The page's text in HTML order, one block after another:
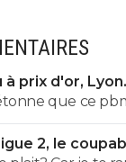
à prix d'or, Lyon
que ce
des
plus débattu et
2, le